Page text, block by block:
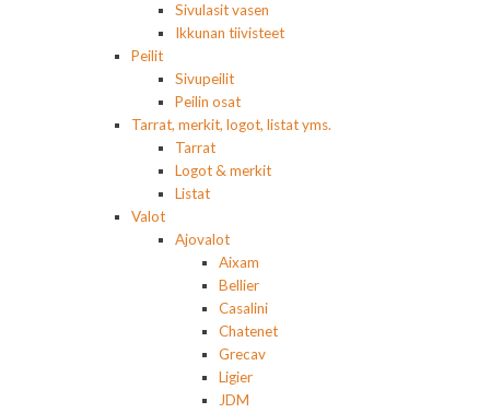
Sivulasit vasen
Ikkunan tiivisteet
Peilit
Sivupeilit
Peilin osat
Tarrat, merkit, logot, listat yms.
Tarrat
Logot & merkit
Listat
Valot
Ajovalot
Aixam
Bellier
Casalini
Chatenet
Grecav
Ligier
JDM